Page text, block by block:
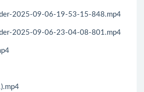
2025-09-06-19-53-15-848.mp4
2025-09-06-23-04-08-801.mp4